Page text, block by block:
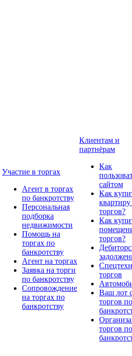
Участие в торгах
Агент в торгах
по банкротству
Персональная
подборка
недвижимости
Помощь на
торгах по
банкротству
Агент на торгах
Заявка на торги
по банкротству
Сопровождение
на торгах по
банкротству
Клиентам и
партнёрам
Как
сайтом
Как
квартиру
торгов?
Как
торгов?
торгов
Ваш лот
торгов по
торгов по